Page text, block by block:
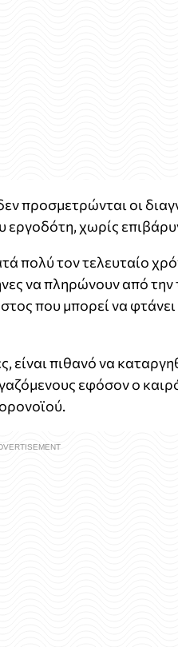
προσμετρώνται οι
εργοδότη, χωρίς
πολύ τον τελευταίο
να πληρώνουν από
που μπορεί να
πιθανό να
εφόσον ο